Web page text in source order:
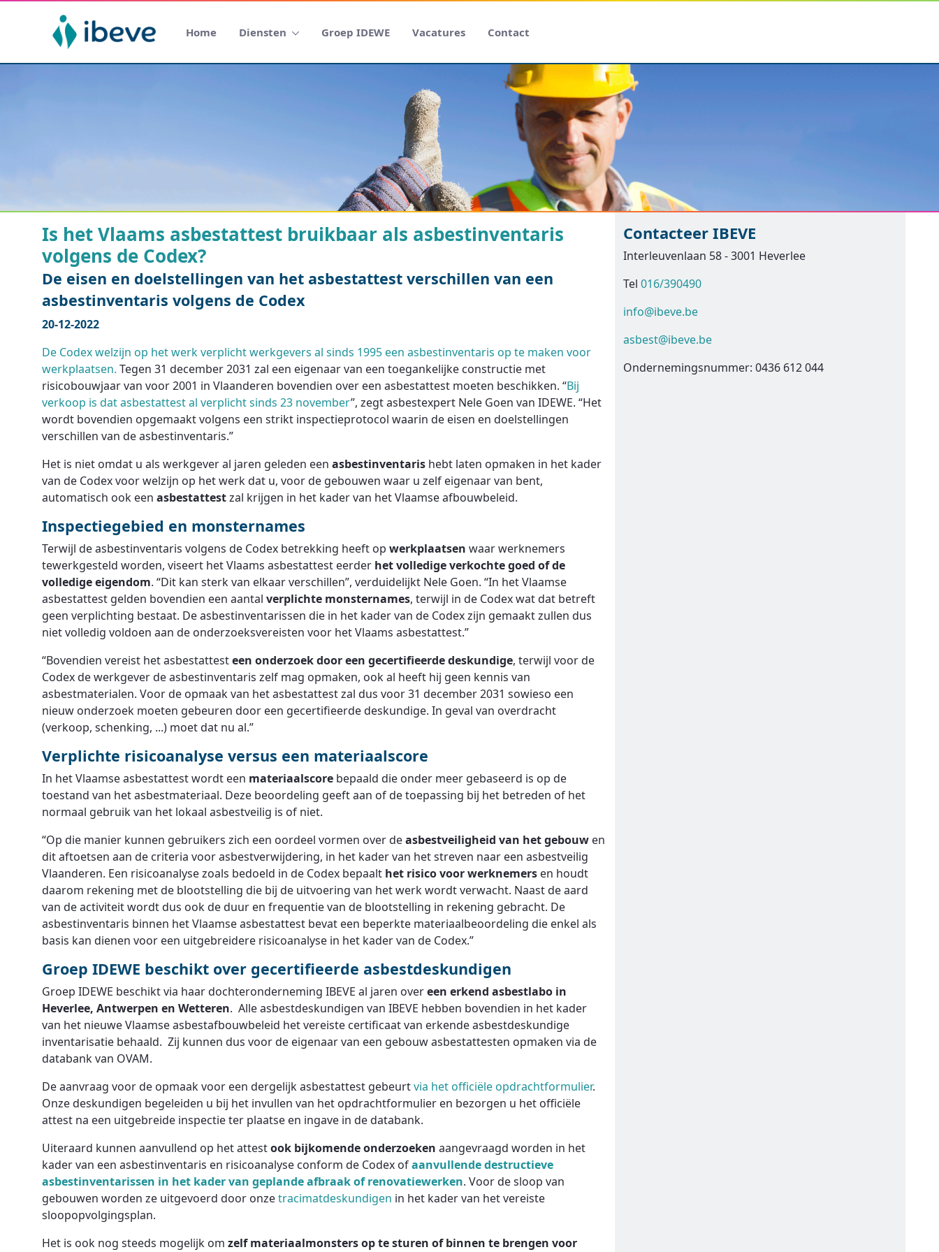
Home Diensten Groep IDEWE Vacatures Contact
Is het Vlaams asbestattest bruikbaar als asbestinventaris
volgens de Codex?
De eisen en doelstellingen van het asbestattest verschillen van een
asbestinventaris volgens de Codex
20-12-2022
De Codex welzijn op het werk verplicht werkgevers al sinds 1995 een asbestinventaris op te maken voor
werkplaatsen. Tegen 31 december 2031 zal een eigenaar van een toegankelijke constructie met
risicobouwjaar van voor 2001 in Vlaanderen bovendien over een asbestattest moeten beschikken. “Bij
verkoop is dat asbestattest al verplicht sinds 23 november”, zegt asbestexpert Nele Goen van IDEWE. “Het
wordt bovendien opgemaakt volgens een strikt inspectieprotocol waarin de eisen en doelstellingen
verschillen van de asbestinventaris.”
Het is niet omdat u als werkgever al jaren geleden een asbestinventaris hebt laten opmaken in het kader
van de Codex voor welzijn op het werk dat u, voor de gebouwen waar u zelf eigenaar van bent,
automatisch ook een asbestattestzal krijgen in het kader van het Vlaamse afbouwbeleid.
Inspectiegebied en monsternames
Terwijl de asbestinventaris volgens de Codex betrekking heeft op werkplaatsen waar werknemers
tewerkgesteld worden, viseert het Vlaams asbestattest eerder het volledige verkochte goed of de
volledige eigendom. “Dit kan sterk van elkaar verschillen”, verduidelijkt Nele Goen. “In het Vlaamse
asbestattest gelden bovendien een aantal verplichte monsternames, terwijl in de Codex wat dat betreft
geen verplichting bestaat. De asbestinventarissen die in het kader van de Codex zijn gemaakt zullen dus
niet volledig voldoen aan de onderzoeksvereisten voor het Vlaams asbestattest.”
“Bovendien vereist het asbestattesteen onderzoek door een gecertifieerde deskundige, terwijl voor de
Codex de werkgever de asbestinventaris zelf mag opmaken, ook al heeft hij geen kennis van
asbestmaterialen. Voor de opmaak van het asbestattest zal dus voor 31 december 2031 sowieso een
nieuw onderzoek moeten gebeuren door een gecertifieerde deskundige. In geval van overdracht
(verkoop, schenking, ...) moet dat nu al.”
Verplichte risicoanalyse versus een materiaalscore
In het Vlaamse asbestattest wordt een materiaalscore bepaald die onder meer gebaseerd is op de
toestand van het asbestmateriaal. Deze beoordeling geeft aan of de toepassing bij het betreden of het
normaal gebruik van het lokaal asbestveilig is of niet.
“Op die manier kunnen gebruikers zich een oordeel vormen over deasbestveiligheid van het gebouw en
dit aftoetsen aan de criteria voor asbestverwijdering, in het kader van het streven naar een asbestveilig
Vlaanderen. Een risicoanalyse zoals bedoeld in de Codex bepaalt het risico voor werknemers en houdt
daarom rekening met de blootstelling die bij de uitvoering van het werk wordt verwacht. Naast de aard
van de activiteit wordt dus ook de duur en frequentie van de blootstelling in rekening gebracht. De
asbestinventaris binnen het Vlaamse asbestattest bevat een beperkte materiaalbeoordeling die enkel als
basis kan dienen voor een uitgebreidere risicoanalyse in het kader van de Codex.”
Groep IDEWE beschikt over gecertifieerde asbestdeskundigen
Groep IDEWE beschikt via haar dochteronderneming IBEVE al jaren overeen erkend asbestlabo in
Heverlee, Antwerpen en Wetteren. Alle asbestdeskundigen van IBEVE hebben bovendien in het kader
van het nieuwe Vlaamse asbestafbouwbeleid het vereiste certificaat van erkende asbestdeskundige
inventarisatie behaald. Zij kunnen dus voor de eigenaar van een gebouw asbestattesten opmaken via de
databank van OVAM.
De aanvraag voor de opmaak voor een dergelijk asbestattest gebeurtvia het officiële opdrachtformulier.
Onze deskundigen begeleiden u bij het invullen van het opdrachtformulier en bezorgen u het officiële
attest na een uitgebreide inspectie ter plaatse en ingave in de databank.
Uiteraard kunnen aanvullend op het attestook bijkomende onderzoeken aangevraagd worden in het
kader van een asbestinventaris en risicoanalyse conform de Codex ofaanvullende destructieve
asbestinventarissen in het kader van geplande afbraak of renovatiewerken. Voor de sloop van
gebouwen worden ze uitgevoerd door onzetracimatdeskundigen in het kader van het vereiste
sloopopvolgingsplan.
Het is ook nog steeds mogelijk om zelf materiaalmonsters op te sturen of binnen te brengen voor
Contacteer IBEVE
Interleuvenlaan 58 - 3001 Heverlee
Tel 016/390490
info@ibeve.be
asbest@ibeve.be
Ondernemingsnummer: 0436 612 044